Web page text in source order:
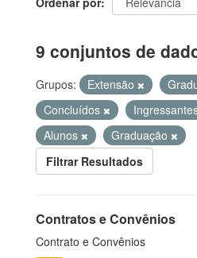
9 conjuntos de
Grupos: Extensão
Concluídos
Alunos
Graduação
Filtrar Resultados
Contratos e Convênios
Contrato e Convênios